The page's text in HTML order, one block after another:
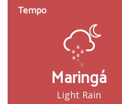
Tempo
Maringá
Light Rain